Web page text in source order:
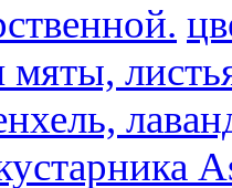
мяты,